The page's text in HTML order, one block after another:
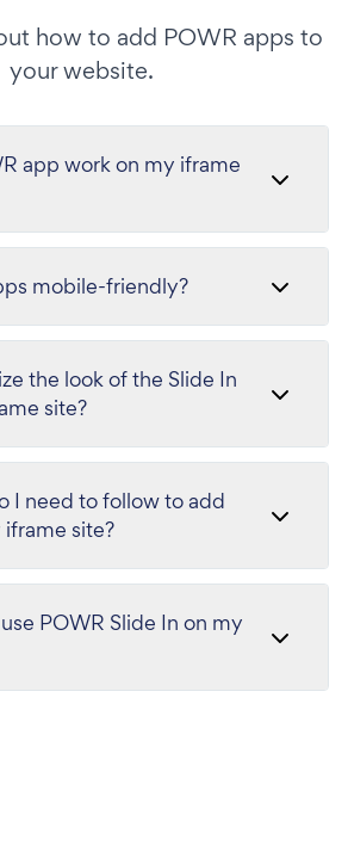
how to add POWR apps to
your website.
app work on my iframe
mobile-friendly?
the look of the Slide In
site?
I need to follow to add
site?
POWR Slide In on my